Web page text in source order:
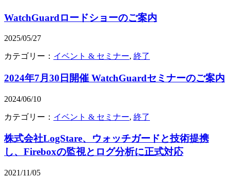
WatchGuardロードショーのご案内
2025/05/27
カテゴリー： イベント & セミナー, 終了
2024年7月30日開催 WatchGuardセミナーのご案内
2024/06/10
カテゴリー： イベント & セミナー, 終了
株式会社LogStare、ウォッチガードと技術提携
し、Fireboxの監視とログ分析に正式対応
2021/11/05